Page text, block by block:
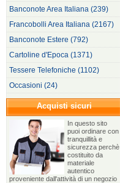
Banconote Area Italiana (239)
Francobolli Area Italiana (2167)
Banconote Estere (792)
Cartoline d'Epoca (1371)
Tessere Telefoniche (1102)
Occasioni (24)
Acquisti sicuri
In questo sito
puoi ordinare con
tranquillità e
sicurezza perchè
costituito da
materiale
autentico
proveniente dall'attività di un negozio